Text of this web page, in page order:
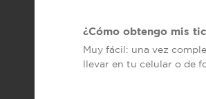
¿Cómo obtengo mis
Muy fácil: una vez
llevar en tu celular o de